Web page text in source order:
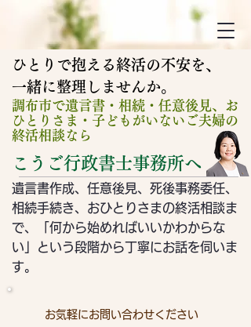
ひとりで抱える終活の不安を、
​一緒に整理しませんか。
調布市で遺言書・相続・任意後見、お
ひとりさま・子どもがいないご夫婦の
終活相談なら
こうご行政書士事務所へ
遺言書作成、任意後見、死後事務委任、
相続手続き、おひとりさまの終活相談ま
で、「何から始めればいいかわからな
い」という段階から​丁寧にお話を伺いま
す。
お気軽にお問い合わせください